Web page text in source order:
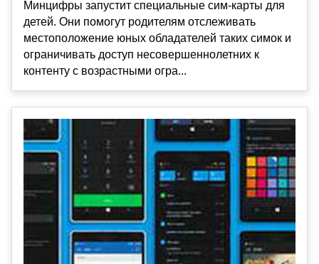
Минцифры запустит специальные сим-карты для
детей. Они помогут родителям отслеживать
местоположение юных обладателей таких симок и
ограничивать доступ несовершеннолетних к
контенту с возрастными огра...